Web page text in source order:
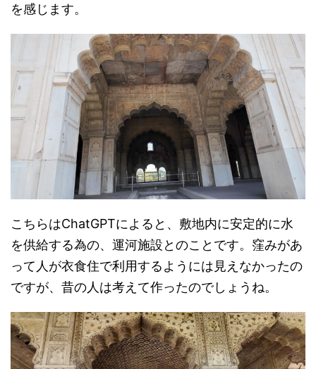
を感じます。
こちらはChatGPTによると、敷地内に安定的に水
を供給する為の、運河施設とのことです。窪みがあ
って人が衣食住で利用するようには見えなかったの
ですが、昔の人は考えて作ったのでしょうね。